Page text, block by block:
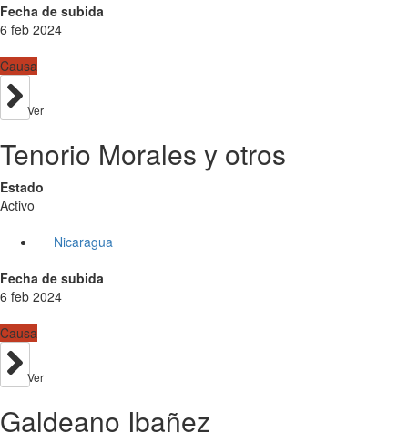
Fecha de subida
6 feb 2024
Causa
Ver
Tenorio Morales y otros
Estado
Activo
Nicaragua
Fecha de subida
6 feb 2024
Causa
Ver
Galdeano Ibañez